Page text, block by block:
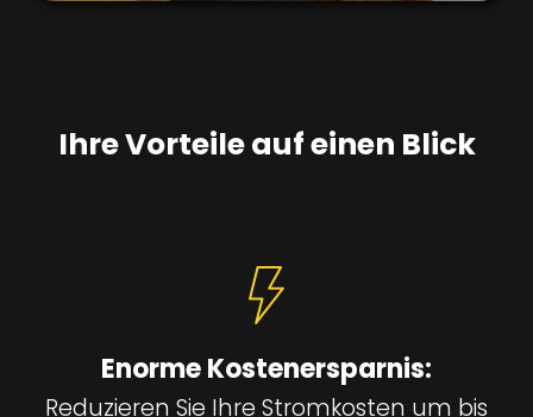
Ihre Vorteile auf einen Blick
Enorme Kostenersparnis:
Reduzieren Sie Ihre Stromkosten um bis